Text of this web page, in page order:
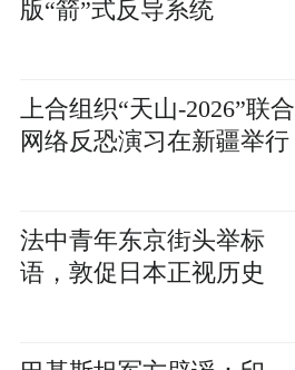
版“箭”式反导系统
上合组织“天山-2026”联合
网络反恐演习在新疆举行
法中青年东京街头举标
语，敦促日本正视历史